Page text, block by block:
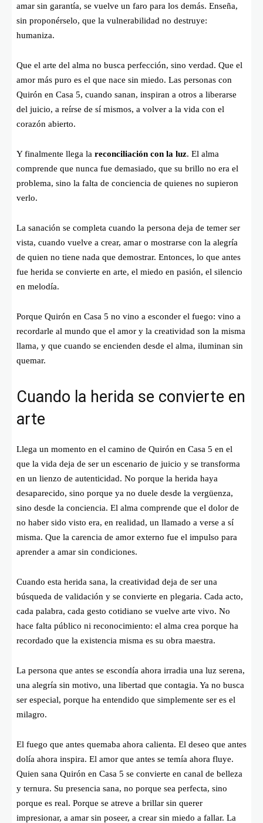
amar sin garantía, se vuelve un faro para los demás. Enseña,
sin proponérselo, que la vulnerabilidad no destruye:
humaniza.
Que el arte del alma no busca perfección, sino verdad. Que el
amor más puro es el que nace sin miedo. Las personas con
Quirón en Casa 5, cuando sanan, inspiran a otros a liberarse
del juicio, a reírse de sí mismos, a volver a la vida con el
corazón abierto.
Y finalmente llega la reconciliación con la luz. El alma
comprende que nunca fue demasiado, que su brillo no era el
problema, sino la falta de conciencia de quienes no supieron
verlo.
La sanación se completa cuando la persona deja de temer ser
vista, cuando vuelve a crear, amar o mostrarse con la alegría
de quien no tiene nada que demostrar. Entonces, lo que antes
fue herida se convierte en arte, el miedo en pasión, el silencio
en melodía.
Porque Quirón en Casa 5 no vino a esconder el fuego: vino a
recordarle al mundo que el amor y la creatividad son la misma
llama, y que cuando se encienden desde el alma, iluminan sin
quemar.
Cuando la herida se convierte en
arte
Llega un momento en el camino de Quirón en Casa 5 en el
que la vida deja de ser un escenario de juicio y se transforma
en un lienzo de autenticidad. No porque la herida haya
desaparecido, sino porque ya no duele desde la vergüenza,
sino desde la conciencia. El alma comprende que el dolor de
no haber sido visto era, en realidad, un llamado a verse a sí
misma. Que la carencia de amor externo fue el impulso para
aprender a amar sin condiciones.
Cuando esta herida sana, la creatividad deja de ser una
búsqueda de validación y se convierte en plegaria. Cada acto,
cada palabra, cada gesto cotidiano se vuelve arte vivo. No
hace falta público ni reconocimiento: el alma crea porque ha
recordado que la existencia misma es su obra maestra.
La persona que antes se escondía ahora irradia una luz serena,
una alegría sin motivo, una libertad que contagia. Ya no busca
ser especial, porque ha entendido que simplemente ser es el
milagro.
El fuego que antes quemaba ahora calienta. El deseo que antes
dolía ahora inspira. El amor que antes se temía ahora fluye.
Quien sana Quirón en Casa 5 se convierte en canal de belleza
y ternura. Su presencia sana, no porque sea perfecta, sino
porque es real. Porque se atreve a brillar sin querer
impresionar, a amar sin poseer, a crear sin miedo a fallar. La